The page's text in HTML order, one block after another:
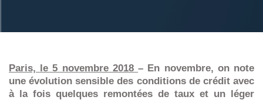
Paris, le 5 novembre 2018– En novembre, on note
une évolution sensible des conditions de crédit avec
à la fois quelques remontées de taux et un léger